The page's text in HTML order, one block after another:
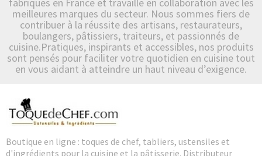
meilleures marques du secteur. Nous sommes fiers de
contribuer à la réussite des artisans, restaurateurs,
boulangers, pâtissiers, traiteurs, et passionnés de
cuisine.Pratiques, inspirants et accessibles, nos produits
sont pensés pour faciliter votre quotidien en cuisine tout
en vous aidant à atteindre un haut niveau d’exigence.
Boutique en ligne : toques de chef, tabliers, ustensiles et
d'ingrédients pour la cuisine et la pâtisserie. Distributeur